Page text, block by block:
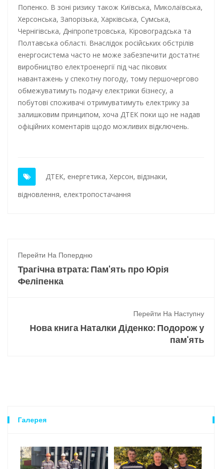
Попенко. В зоні ризику також Київська, Миколаївська,
Херсонська, Запорізька, Харківська, Сумська,
Чернігівська, Дніпропетровська, Кіровоградська та
Полтавська області. Внаслідок російських обстрілів
енергосистема часто не може забезпечити достатнє
виробництво електроенергії під час пікових
навантажень у спекотну погоду, тому першочергово
обмежуватимуть подачу електрики бізнесу, а
побутові споживачі отримуватимуть електрику за
залишковим принципом, хоча ДТЕК поки що не надав
офіційних коментарів щодо можливих відключень.
ДТЕК, енергетика, Херсон, відзнаки,
відновлення, електропостачання
Перейти На Попердню
Трагічна втрата: Пам'ять про Юрія
Феліпенка
Перейти На Наступну
Нова книга Наталки Діденко: Подорож у
пам'ять
Галерея